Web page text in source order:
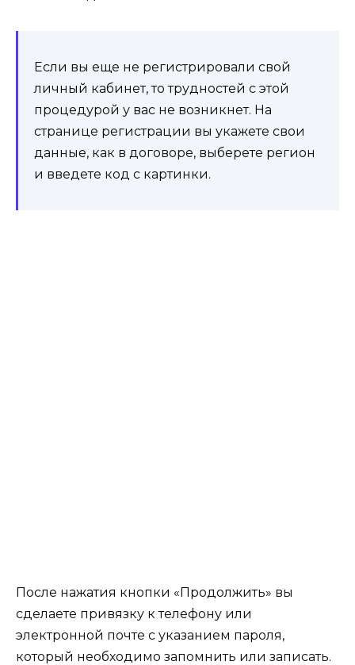
Если вы еще не регистрировали свой
личный кабинет, то трудностей с этой
процедурой у вас не возникнет. На
странице регистрации вы укажете свои
данные, как в договоре, выберете регион
и введете код с картинки.
После нажатия кнопки «Продолжить» вы
сделаете привязку к телефону или
электронной почте с указанием пароля,
который необходимо запомнить или записать.